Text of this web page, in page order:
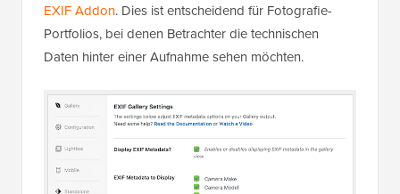
EXIF Addon. Dies ist entscheidend für Fotografie-
Portfolios, bei denen Betrachter die technischen
Daten hinter einer Aufnahme sehen möchten.